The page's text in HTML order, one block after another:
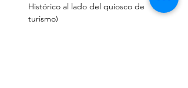
Histórico al lado del quiosco de
turismo)